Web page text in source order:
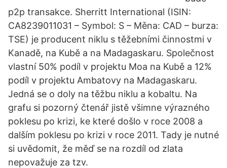
p2p transakce. Sherritt International (ISIN:
CA8239011031 – Symbol: S – Měna: CAD – burza:
TSE) je producent niklu s těžebními činnostmi v
Kanadě, na Kubě a na Madagaskaru. Společnost
vlastní 50% podíl v projektu Moa na Kubě a 12%
podíl v projektu Ambatovy na Madagaskaru.
Jedná se o doly na těžbu niklu a kobaltu. Na
grafu si pozorný čtenář jistě všimne výrazného
poklesu po krizi, ke které došlo v roce 2008 a
dalším poklesu po krizi v roce 2011. Tady je nutné
si uvědomit, že měď se na rozdíl od zlata
nepovažuje za tzv.